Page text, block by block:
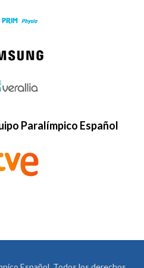
Paralímpico Español